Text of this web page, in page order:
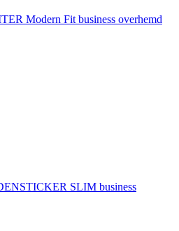
Modern Fit business overhemd
SLIM business